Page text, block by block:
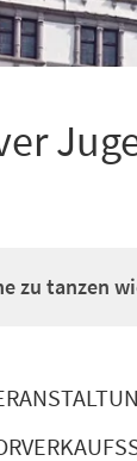
zu tanzen